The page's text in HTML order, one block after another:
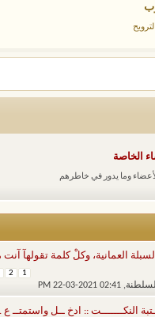
الخاصة
وما يدور في خاطرهم
العمانية، وكلْ كلمة تقولهآ
‏, 22-03-2021 02:41 PM
1
2
النكـــــــت :: ادخ ــل واستمتــ ع